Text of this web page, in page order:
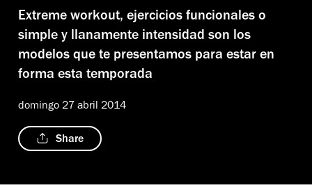
Extreme workout, ejercicios funcionales o
simple y llanamente intensidad son los
modelos que te presentamos para estar en
forma esta temporada
domingo 27 abril 2014
Share